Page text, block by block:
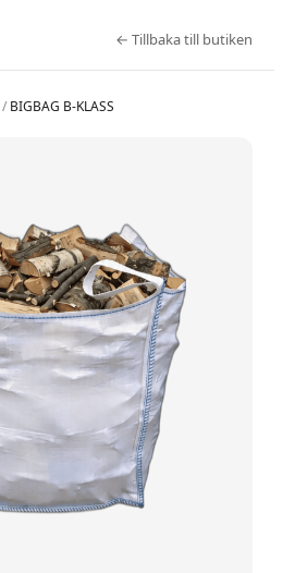
← Tillbaka till butiken
/ BIGBAG B-KLASS